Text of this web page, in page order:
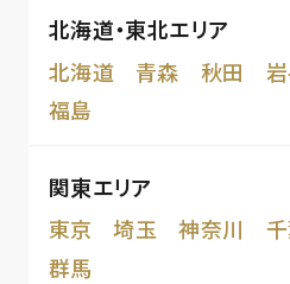
北海道・東北エリア
北海道
青森 秋田
福島
関東エリア
東京
埼玉 神奈川
群馬